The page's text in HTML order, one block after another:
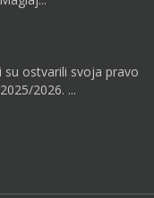
ostvarili svoja pravo
2026. ...